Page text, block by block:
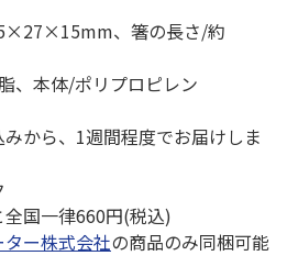
、箸の長さ/約
、本体/ポリプロピレン
から、1週間程度でお届けしま
国一律660円(税込)
ター株式会社の商品のみ同梱可能